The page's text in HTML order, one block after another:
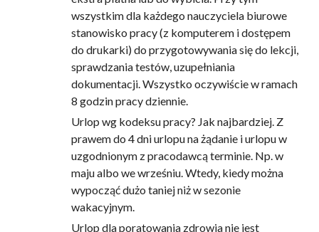
wszystkim dla każdego nauczyciela biurowe
stanowisko pracy (z komputerem i dostępem
do drukarki) do przygotowywania się do lekcji,
sprawdzania testów, uzupełniania
dokumentacji. Wszystko oczywiście w ramach
8 godzin pracy dziennie.
Urlop wg kodeksu pracy? Jak najbardziej. Z
prawem do 4 dni urlopu na żądanie i urlopu w
uzgodnionym z pracodawcą terminie. Np. w
maju albo we wrześniu. Wtedy, kiedy można
wypocząć dużo taniej niż w sezonie
wakacyjnym.
Urlop dla poratowania zdrowia nie jest